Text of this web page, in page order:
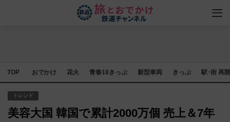
TOP おでかけ 花火 青春18きっぷ 新型車両 きっぷ 駅･街 再
トレンド
美容大国 韓国で累計2000万個 売上＆7年